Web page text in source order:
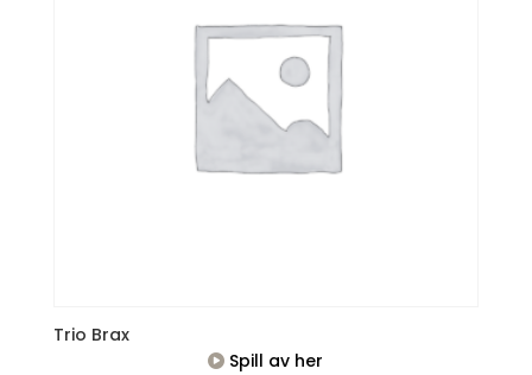
Trio Brax
Spill av her